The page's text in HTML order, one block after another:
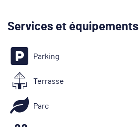
Services et équipements
Parking
Terrasse
Parc